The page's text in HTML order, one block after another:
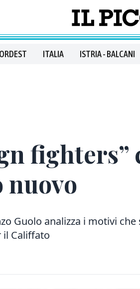
ITALIA ISTRIA - BALCANI
fighters”
Guolo analizza i motivi
il Califfato